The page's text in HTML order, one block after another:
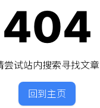
404
尝试站内搜索寻找文章
回到主页